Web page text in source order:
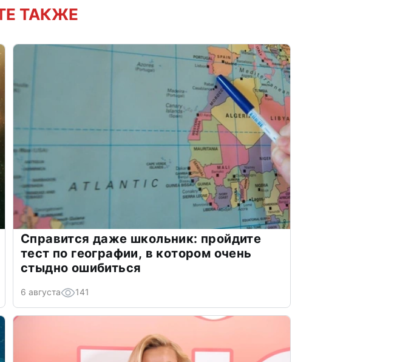
ТАКЖЕ
Справится даже школьник: пройдите
тест по географии, в котором очень
стыдно ошибиться
6 августа 141